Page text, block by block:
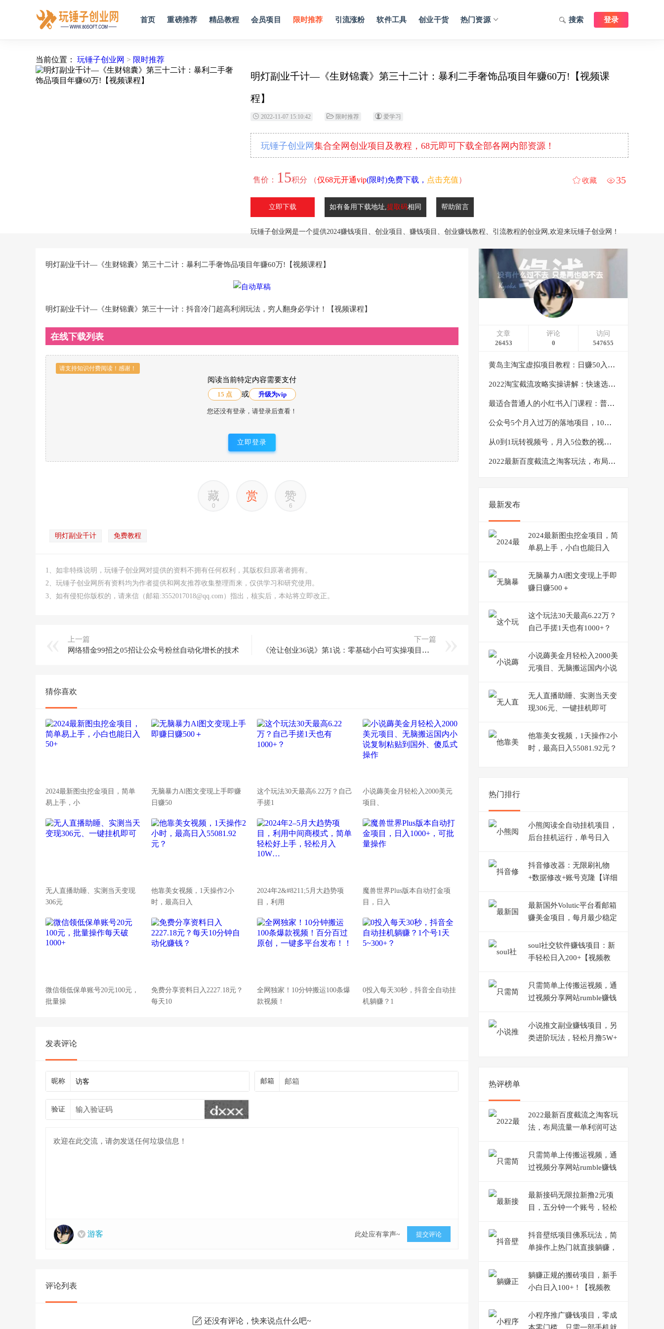
首页 重磅推荐 精品教程 会员项目 限时推荐 引流涨粉 软件工具 创业干货 热门资源 登录
搜索
当前位置： 玩锤子创业网 > 限时推荐
明灯副业千计—《生财锦囊》第三十二计：暴利二手奢饰品项目年赚60万!【视频课
程】
2022-11-07 15:10:42 限时推荐 爱学习
玩锤子创业网 集合全网创业项目及教程，68元即可下载全部各网内部资源！
售价： 15积分 （仅68元开通vip(限时)免费下载， 点击充值） 35
收藏
立即下载 如有备用下载地址,提取码相同 帮助留言
玩锤子创业网是一个提供2024赚钱项目、创业项目、赚钱项目、创业赚钱教程、引流教程的创业网,欢迎来玩锤子创业网！
明灯副业千计—《生财锦囊》第三十二计：暴利二手奢饰品项目年赚60万!【视频课程】
明灯副业千计—《生财锦囊》第三十一计：抖音冷门超高利润玩法，穷人翻身必学计！【视频课程】
在线下载列表
请支持知识付费阅读！感谢！
阅读当前特定内容需要支付
15 点 或 升级为vip
您还没有登录，请登录后查看！
立即登录
藏
0
赏 赞
6
明灯副业千计 免费教程
1、如非特殊说明，玩锤子创业网对提供的资料不拥有任何权利，其版权归原著者拥有。
2、玩锤子创业网所有资料均为作者提供和网友推荐收集整理而来，仅供学习和研究使用。
3、如有侵犯你版权的，请来信（邮箱:3552017018@qq.com）指出，核实后，本站将立即改正。
上一篇
网络猎金99招之05招让公众号粉丝自动化增长的技术
下一篇
《沧让创业36说》第1说：零基础小白可实操项目，一单利润500+的暴利小红书玩法
猜你喜欢
2024最新图虫挖金项目，简单
易上手，小
无脑暴力Al图文变现上手即赚
日赚50
这个玩法30天最高6.22万？自己
手搓1
小说薅美金月轻松入2000美元
项目、
无人直播助睡、实测当天变现
306元
他靠美女视频，1天操作2小
时，最高日入
2024年2&#8211;5月大趋势项
目，利用
魔兽世界Plus版本自动打金项
目，日入
微信领低保单账号20元100元，
批量操
免费分享资料日入2227.18元？
每天10
全网独家！10分钟搬运100条爆
款视频！
0投入每天30秒，抖音全自动挂
机躺赚？1
发表评论
昵称 邮箱
验证
游客 此处应有掌声~ 提交评论
评论列表
还没有评论，快来说点什么吧~
文章
26453
评论
0
访问
547655
黄岛主淘宝虚拟项目教程：日赚50入门基础班（两节课附配套资料）
2022淘宝截流攻略实操讲解：快速选品+直接复制+快速起店
最适合普通人的小红书入门课程：普通人如何通过做小红书年入50万
公众号5个月入过万的落地项目，10大获客渠道，实测涨粉21万
从0到1玩转视频号，月入5位数的视频号搬运项目，定位+选品+制作+变现全流程
2022最新百度截流之淘客玩法，布局流量一单利润可达300+【视频课程】
最新发布
2024最新图虫挖金项目，简
单易上手，小白也能日入
无脑暴力Al图文变现上手即
赚日赚500＋
这个玩法30天最高6.22万？
自己手搓1天也有1000+？
小说薅美金月轻松入2000美
元项目、无脑搬运国内小说
作
无人直播助睡、实测当天变
现306元、一键挂机即可
他靠美女视频，1天操作2小
时，最高日入55081.92元？
热门排行
小熊阅读全自动挂机项目，
后台挂机运行，单号日入
抖音修改器：无限刷礼物
+数据修改+账号克隆【详细
最新国外Volutic平台看邮箱
赚美金项目，每月最少稳定
soul社交软件赚钱项目：新
手轻松日入200+【视频教
只需简单上传搬运视频，通
过视频分享网站rumble赚钱
小说推文副业赚钱项目，另
类进阶玩法，轻松月撸5W+
热评榜单
2022最新百度截流之淘客玩
法，布局流量一单利润可达
只需简单上传搬运视频，通
过视频分享网站rumble赚钱
最新接码无限拉新撸2元项
目，五分钟一个账号，轻松
抖音壁纸项目佛系玩法，简
单操作上热门就直接躺赚，
躺赚正规的搬砖项目，新手
小白日入100+！【视频教
小程序推广赚钱项目，零成